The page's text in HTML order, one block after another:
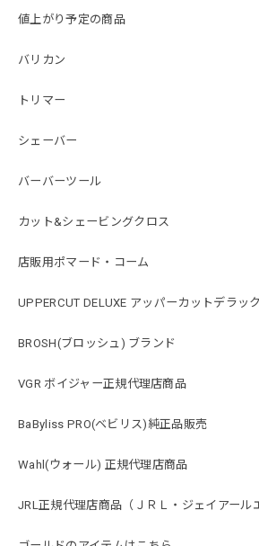
値上がり予定の商品
バリカン
トリマー
シェーバー
バーバーツール
カット&シェービングクロス
店販用ポマード・コーム
UPPERCUT DELUXE アッパーカットデラッ
BROSH(ブロッシュ) ブランド
VGR ボイジャー正規代理店商品
BaByliss PRO(ベビリス)純正品販売
Wahl(ウォール) 正規代理店商品
JRL正規代理店商品（ＪＲＬ・ジェイアール